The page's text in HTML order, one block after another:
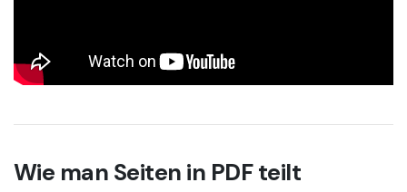
Wie man Seiten in PDF teilt